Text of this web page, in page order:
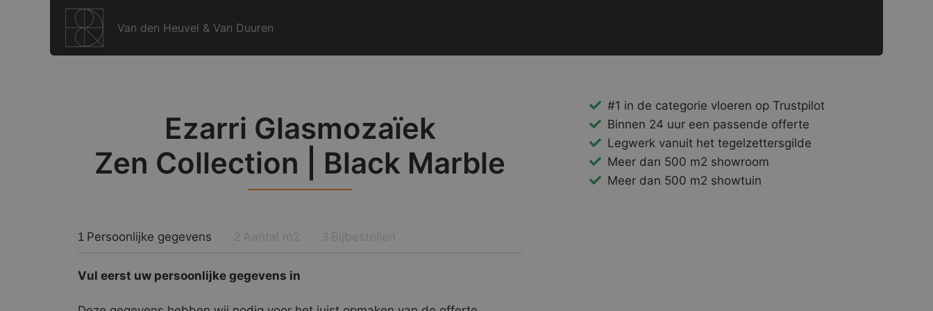
Van den Heuvel & Van Duuren
Ezarri Glasmozaïek
Zen Collection | Black Marble
1 Persoonlijke gegevens
Vul eerst uw persoonlijke gegevens in
#1 in de categorie vloeren op Trustpilot
Binnen 24 uur een passende offerte
Legwerk vanuit het tegelzettersgilde
Meer dan 500 m2 showroom
Meer dan 500 m2 showtuin